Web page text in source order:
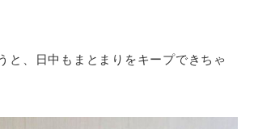
と、日中もまとまりをキープできちゃ